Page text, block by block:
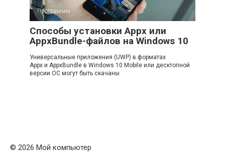
Программы
Способы установки Appx или
AppxBundle-файлов на Windows 10
Универсальные приложения (UWP) в форматах
Appx и AppxBundle в Windows 10 Mobile или десктопной
версии ОС могут быть скачаны
© 2026 Мой компьютер